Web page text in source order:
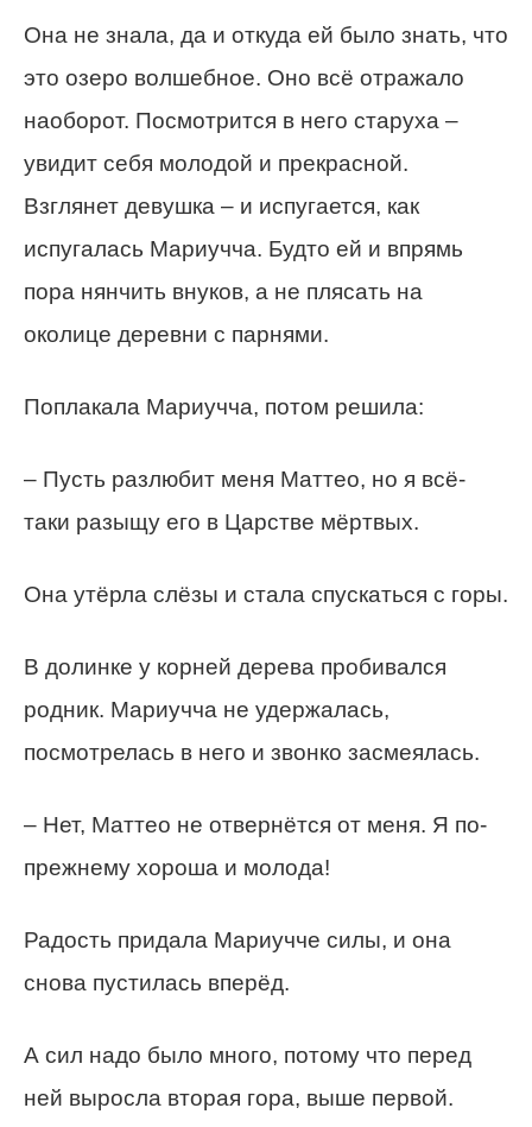
Она не знала, да и откуда ей было знать, что
это озеро волшебное. Оно всё отражало
наоборот. Посмотрится в него старуха –
увидит себя молодой и прекрасной.
Взглянет девушка – и испугается, как
испугалась Мариучча. Будто ей и впрямь
пора нянчить внуков, а не плясать на
околице деревни с парнями.
Поплакала Мариучча, потом решила:
– Пусть разлюбит меня Маттео, но я всё-
таки разыщу его в Царстве мёртвых.
Она утёрла слёзы и стала спускаться с горы.
В долинке у корней дерева пробивался
родник. Мариучча не удержалась,
посмотрелась в него и звонко засмеялась.
– Нет, Маттео не отвернётся от меня. Я по-
прежнему хороша и молода!
Радость придала Мариучче силы, и она
снова пустилась вперёд.
А сил надо было много, потому что перед
ней выросла вторая гора, выше первой.